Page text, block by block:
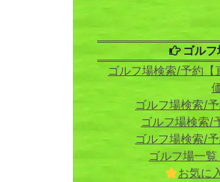
ゴル
ゴルフ場検索/予約
ゴルフ場検索/
ゴルフ場検索/
ゴルフ場検索/
ゴルフ場一覧
お気に